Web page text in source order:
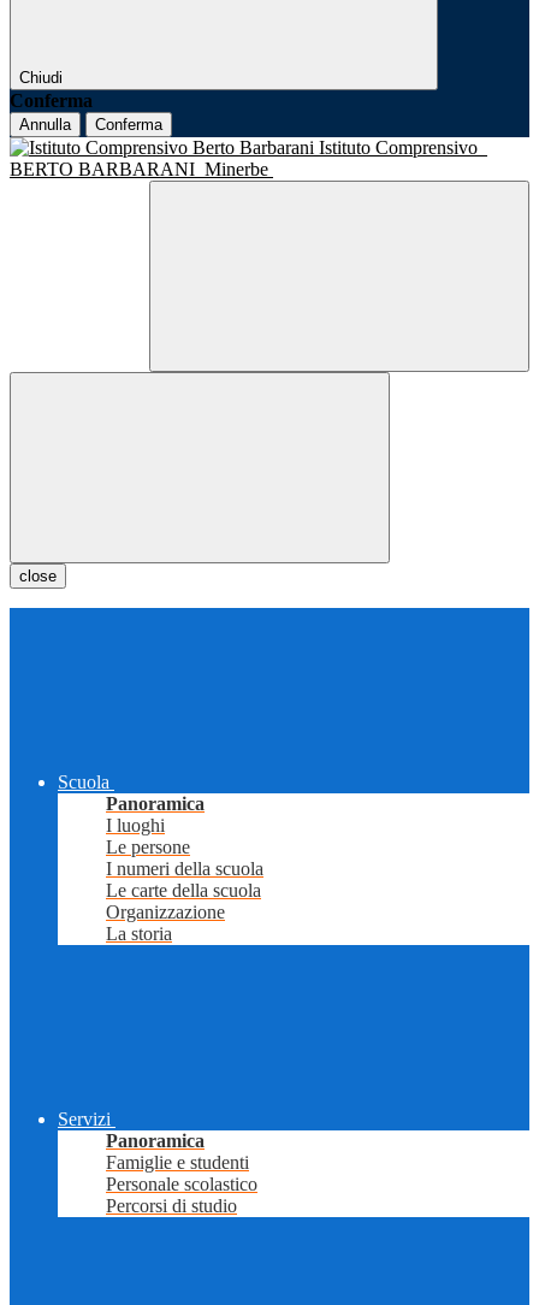
Chiudi
Conferma
Annulla Conferma
Istituto Comprensivo
BERTO BARBARANI Minerbe
close
Scuola
Panoramica
I luoghi
Le persone
I numeri della scuola
Le carte della scuola
Organizzazione
La storia
Servizi
Panoramica
Famiglie e studenti
Personale scolastico
Percorsi di studio